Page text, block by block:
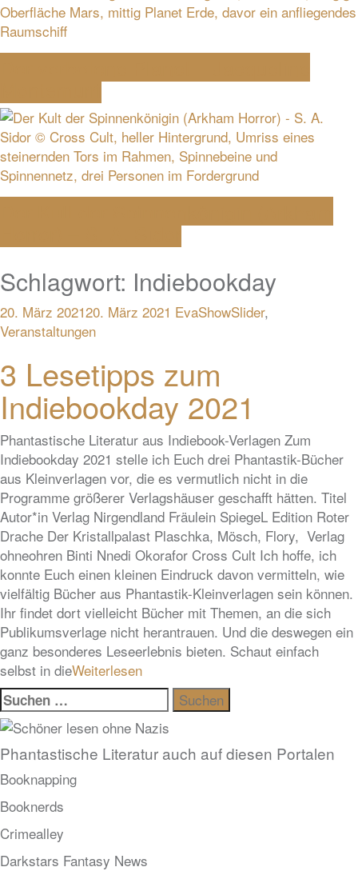
Schlagwort: Indiebookday
20. März 202120. März 2021 EvaShowSlider,
Veranstaltungen
3 Lesetipps zum
Indiebookday 2021
Phantastische Literatur aus Indiebook-Verlagen Zum
Indiebookday 2021 stelle ich Euch drei Phantastik-Bücher
aus Kleinverlagen vor, die es vermutlich nicht in die
Programme größerer Verlagshäuser geschafft hätten. Titel
Autor*in Verlag Nirgendland Fräulein SpiegeL Edition Roter
Drache Der Kristallpalast Plaschka, Mösch, Flory, Verlag
ohneohren Binti Nnedi Okorafor Cross Cult Ich hoffe, ich
konnte Euch einen kleinen Eindruck davon vermitteln, wie
vielfältig Bücher aus Phantastik-Kleinverlagen sein können.
Ihr findet dort vielleicht Bücher mit Themen, an die sich
Publikumsverlage nicht herantrauen. Und die deswegen ein
ganz besonderes Leseerlebnis bieten. Schaut einfach
selbst in dieWeiterlesen
Suchen
nach:
Phantastische Literatur auch auf diesen Portalen
Booknapping
Booknerds
Crimealley
Darkstars Fantasy News